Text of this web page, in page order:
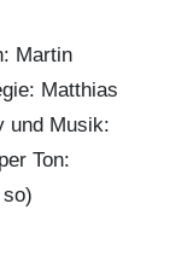
Martin
Matthias
und Musik:
Ton: